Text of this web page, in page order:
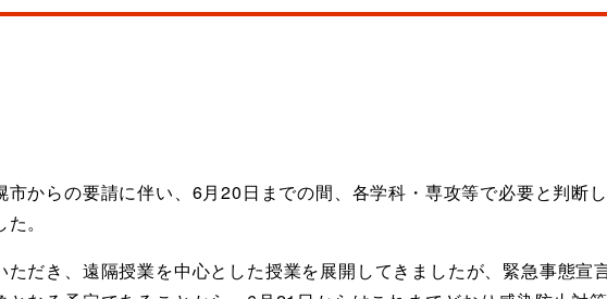
からの要請に伴い、6月20日までの間、各学科・専攻等で必要と判断
。
だき、遠隔授業を中心とした授業を展開してきましたが、緊急事態宣